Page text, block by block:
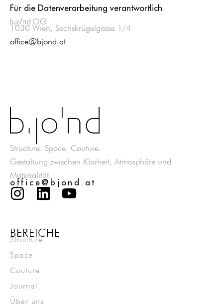
Für die Datenverarbeitung verantwortlich
bjondOG
1030 Wien, Sechskrügelgasse 1/4
office@bjond.at
Structure. Space. Couture.
Gestaltung zwischen Klarheit, Atmosphäre und
Materialität.
office@bjond.at
BEREICHE
Structure
Space
Couture
Journal
Über uns